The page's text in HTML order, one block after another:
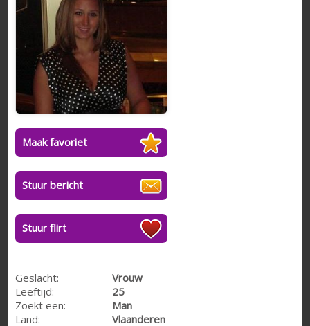
Maak favoriet
Stuur bericht
Stuur flirt
Geslacht:
Vrouw
Leeftijd:
25
Zoekt een:
Man
Land:
Vlaanderen